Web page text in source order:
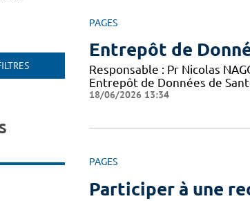
PAGES
Entrepôt de
Responsable : Pr Nicolas
Entrepôt de Données de
18/06/2026 13:34
PAGES
Participer à une